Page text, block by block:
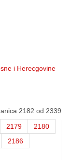
i Herecgovine
2182 od 2339
2179
2180
2186